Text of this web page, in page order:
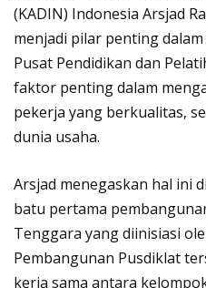
(KADIN) Indonesia Arsjad
menjadi pilar penting
Pusat Pendidikan dan
faktor penting dalam
pekerja yang berkualitas,
dunia usaha.
Arsjad menegaskan hal ini
batu pertama
Tenggara yang diinisiasi
Pembangunan Pusdiklat
kerja sama antara